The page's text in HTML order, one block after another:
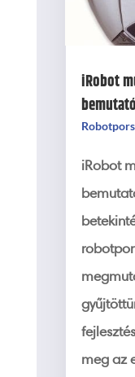
iRobot
iRobot
meg az